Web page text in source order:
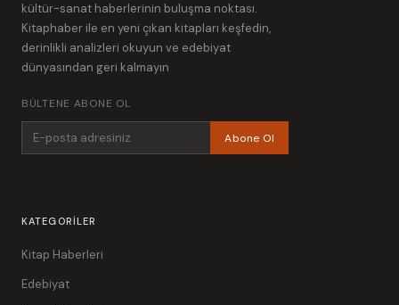
kültür-sanat haberlerinin buluşma noktası.
Kitaphaber ile en yeni çıkan kitapları keşfedin,
derinlikli analizleri okuyun ve edebiyat
dünyasından geri kalmayın
BÜLTENE ABONE OL
Abone Ol
KATEGORILER
Kitap Haberleri
Edebiyat